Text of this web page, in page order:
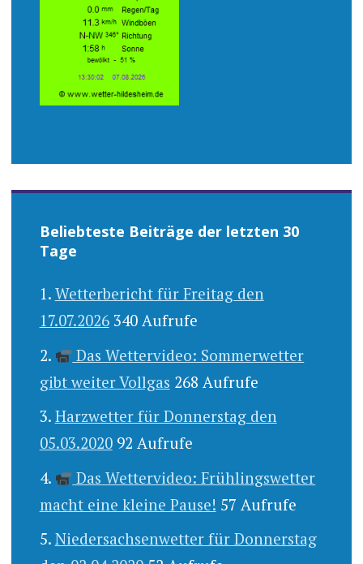
Beliebteste Beiträge der letzten 30
Tage
Wetterbericht für Freitag den
17.07.2026 340 Aufrufe
Das Wettervideo: Sommerwetter
gibt weiter Vollgas 268 Aufrufe
Harzwetter für Donnerstag den
05.03.2020 92 Aufrufe
Das Wettervideo: Frühlingswetter
macht eine kleine Pause! 57 Aufrufe
Niedersachsenwetter für Donnerstag